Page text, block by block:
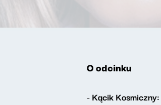
O odcinku
- Kącik Kosmiczny: